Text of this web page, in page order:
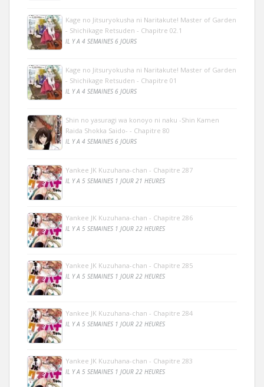
Kage no Jitsuryokusha ni Naritakute! Master of Garden
- Shichikage Retsuden - Chapitre 02.1
IL Y A 4 SEMAINES 6 JOURS
Kage no Jitsuryokusha ni Naritakute! Master of Garden
- Shichikage Retsuden - Chapitre 01
IL Y A 4 SEMAINES 6 JOURS
Shin no yasuragi wa konoyo ni naku -Shin Kamen
Raida Shokka Saido- - Chapitre 80
IL Y A 4 SEMAINES 6 JOURS
Yankee JK Kuzuhana-chan - Chapitre 287
IL Y A 5 SEMAINES 1 JOUR 21 HEURES
Yankee JK Kuzuhana-chan - Chapitre 286
IL Y A 5 SEMAINES 1 JOUR 22 HEURES
Yankee JK Kuzuhana-chan - Chapitre 285
IL Y A 5 SEMAINES 1 JOUR 22 HEURES
Yankee JK Kuzuhana-chan - Chapitre 284
IL Y A 5 SEMAINES 1 JOUR 22 HEURES
Yankee JK Kuzuhana-chan - Chapitre 283
IL Y A 5 SEMAINES 1 JOUR 22 HEURES